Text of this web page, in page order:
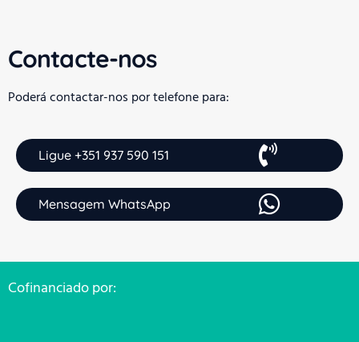
Contacte-nos
Poderá contactar-nos por telefone para:
Ligue +351 937 590 151
Mensagem WhatsApp
Cofinanciado por: